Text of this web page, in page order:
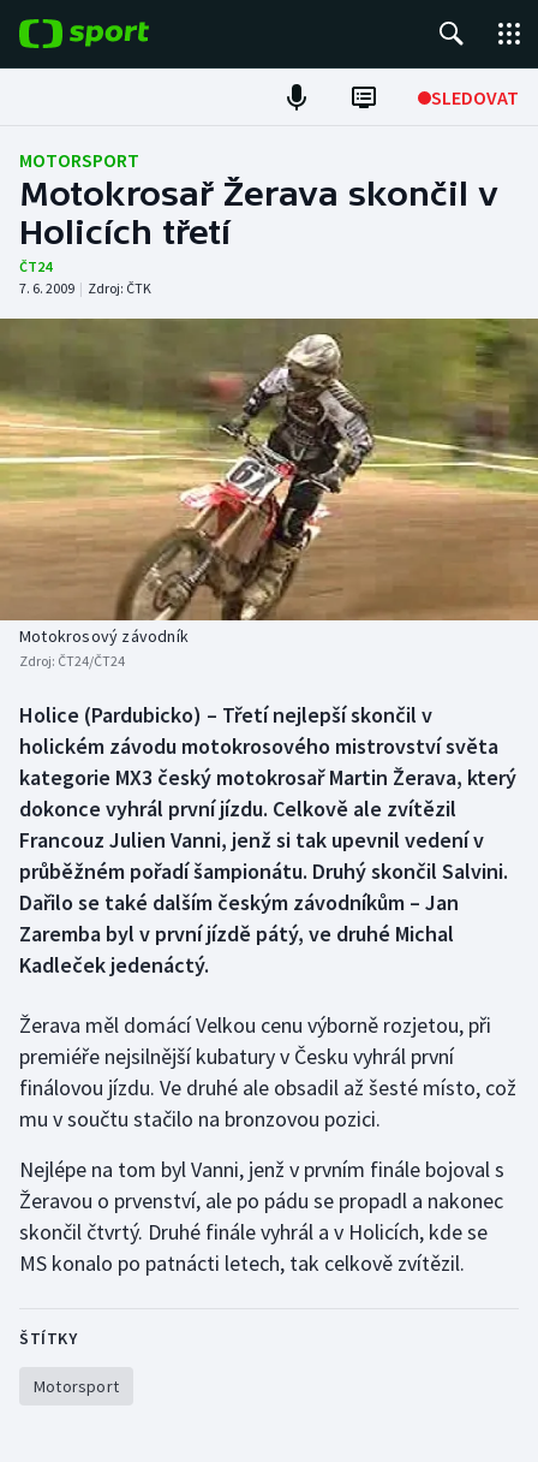
SLEDOVAT
ME v atletice
ME v plavání
Fotbal
Hokej
DALŠÍ SPORTY
Americký fotbal
Atletika
Baseball a softbal
Basketbal
Biatlon
Boby a skeleton
Box
Curling
Cyklistika
Dostihy
Florbal
Futsal
Gymnastika
NEPŘEHLÉDNĚTE
Soutěže
Historické návraty
Aplikace ČT sport
AZ kvíz
MOTORSPORT
Motokrosař Žerava skončil v
Holicích třetí
ČT24
7. 6. 2009 | Zdroj: ČTK
Motokrosový závodník
Zdroj: ČT24/ČT24
Holice (Pardubicko) – Třetí nejlepší skončil v
holickém závodu motokrosového mistrovství světa
kategorie MX3 český motokrosař Martin Žerava, který
dokonce vyhrál první jízdu. Celkově ale zvítězil
Francouz Julien Vanni, jenž si tak upevnil vedení v
průběžném pořadí šampionátu. Druhý skončil Salvini.
Dařilo se také dalším českým závodníkům – Jan
Zaremba byl v první jízdě pátý, ve druhé Michal
Kadleček jedenáctý.
Žerava měl domácí Velkou cenu výborně rozjetou, při
premiéře nejsilnější kubatury v Česku vyhrál první
finálovou jízdu. Ve druhé ale obsadil až šesté místo, což
mu v součtu stačilo na bronzovou pozici.
Nejlépe na tom byl Vanni, jenž v prvním finále bojoval s
Žeravou o prvenství, ale po pádu se propadl a nakonec
skončil čtvrtý. Druhé finále vyhrál a v Holicích, kde se
MS konalo po patnácti letech, tak celkově zvítězil.
ŠTÍTKY
Motorsport